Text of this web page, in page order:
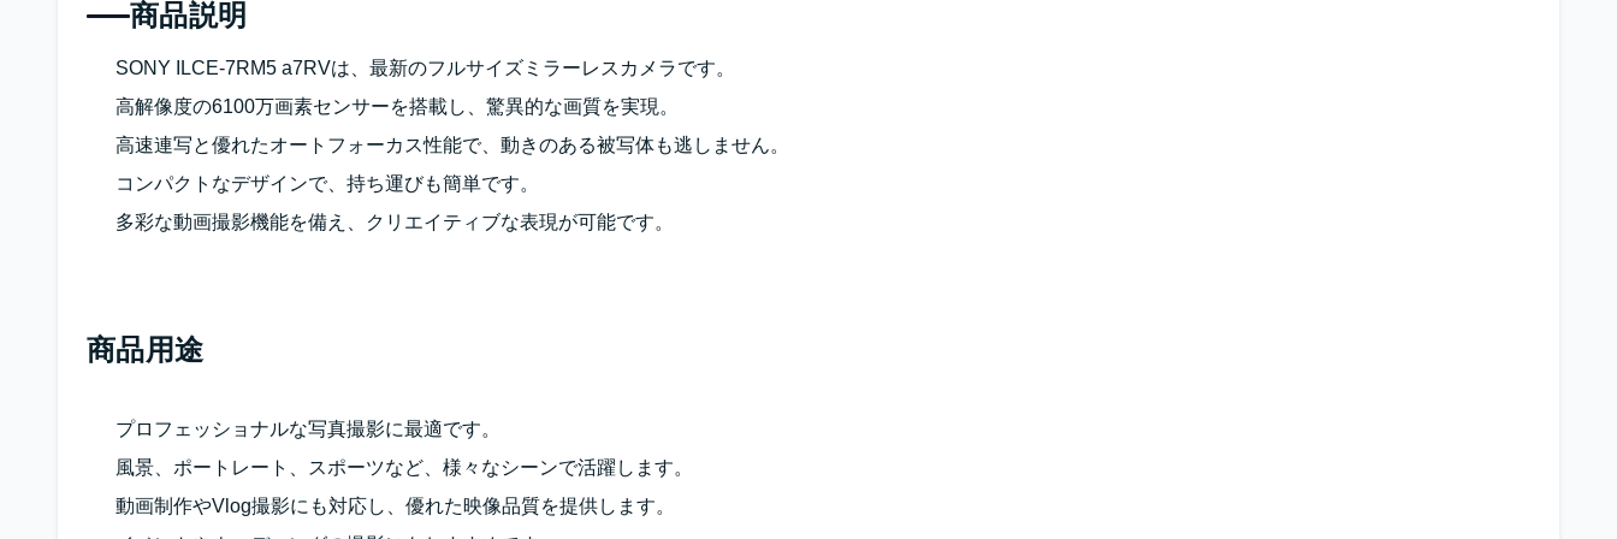
商品説明
SONY ILCE-7RM5 a7RVは、最新のフルサイズミラーレスカメラです。
高解像度の6100万画素センサーを搭載し、驚異的な画質を実現。
高速連写と優れたオートフォーカス性能で、動きのある被写体も逃しません。
コンパクトなデザインで、持ち運びも簡単です。
多彩な動画撮影機能を備え、クリエイティブな表現が可能です。
商品用途
プロフェッショナルな写真撮影に最適です。
風景、ポートレート、スポーツなど、様々なシーンで活躍します。
動画制作やVlog撮影にも対応し、優れた映像品質を提供します。